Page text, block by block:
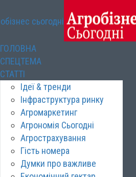
ГОЛОВНА
СПЕЦТЕМА
СТАТТІ
Ідеї & тренди
Інфраструктура ринку
Агромаркетинг
Агрономія Сьогодні
Агрострахування
Гість номера
Думки про важливе